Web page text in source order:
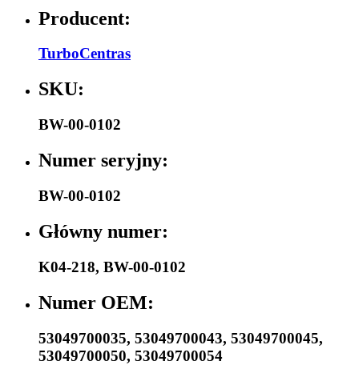
Producent:
TurboCentras
SKU:
BW-00-0102
Numer seryjny:
BW-00-0102
Główny numer:
K04-218, BW-00-0102
Numer OEM:
53049700035, 53049700043, 53049700045,
53049700050, 53049700054